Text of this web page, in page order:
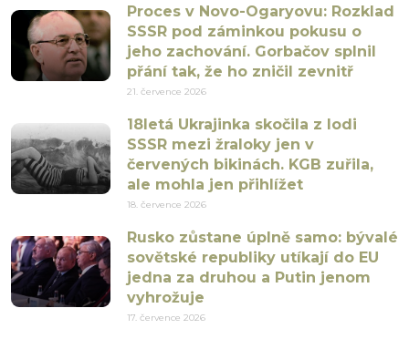
Proces v Novo-Ogaryovu: Rozklad
SSSR pod záminkou pokusu o
jeho zachování. Gorbačov splnil
přání tak, že ho zničil zevnitř
21. července 2026
18letá Ukrajinka skočila z lodi
SSSR mezi žraloky jen v
červených bikinách. KGB zuřila,
ale mohla jen přihlížet
18. července 2026
Rusko zůstane úplně samo: bývalé
sovětské republiky utíkají do EU
jedna za druhou a Putin jenom
vyhrožuje
17. července 2026